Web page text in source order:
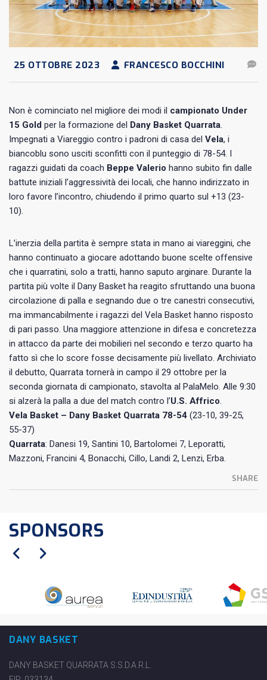
25 OTTOBRE 2023 FRANCESCO BOCCHINI
Non è cominciato nel migliore dei modi il campionato Under
15 Gold per la formazione del Dany Basket Quarrata.
Impegnati a Viareggio contro i padroni di casa del Vela, i
biancoblu sono usciti sconfitti con il punteggio di 78-54. I
ragazzi guidati da coach Beppe Valerio hanno subito fin dalle
battute iniziali l’aggressività dei locali, che hanno indirizzato in
loro favore l’incontro, chiudendo il primo quarto sul +13 (23-
10).
L’inerzia della partita è sempre stata in mano ai viareggini, che
hanno continuato a giocare adottando buone scelte offensive
che i quarratini, solo a tratti, hanno saputo arginare. Durante la
partita più volte il Dany Basket ha reagito sfruttando una buona
circolazione di palla e segnando due o tre canestri consecutivi,
ma immancabilmente i ragazzi del Vela Basket hanno risposto
di pari passo. Una maggiore attenzione in difesa e concretezza
in attacco da parte dei mobilieri nel secondo e terzo quarto ha
fatto sì che lo score fosse decisamente più livellato. Archiviato
il debutto, Quarrata tornerà in campo il 29 ottobre per la
seconda giornata di campionato, stavolta al PalaMelo. Alle 9:30
si alzerà la palla a due del match contro l’U.S. Affrico.
Vela Basket – Dany Basket Quarrata 78-54 (23-10, 39-25,
55-37)
Quarrata: Danesi 19, Santini 10, Bartolomei 7, Leporatti,
Mazzoni, Francini 4, Bonacchi, Cillo, Landi 2, Lenzi, Erba.
SHARE
SPONSORS
DANY BASKET
DANY BASKET QUARRATA S.S.D.A.R.L.